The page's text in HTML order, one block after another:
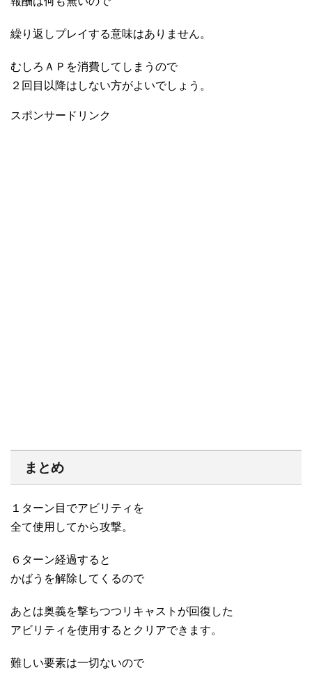
繰り返しプレイする意味はありません。
むしろＡＰを消費してしまうので
２回目以降はしない方がよいでしょう。
スポンサードリンク
まとめ
１ターン目でアビリティを
全て使用してから攻撃。
６ターン経過すると
かばうを解除してくるので
あとは奥義を撃ちつつリキャストが回復した
アビリティを使用するとクリアできます。
難しい要素は一切ないので